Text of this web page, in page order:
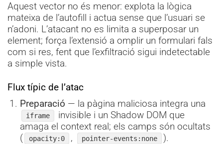
Aquest vector no és menor: explota la lògica
mateixa de l’autofill i actua sense que l’usuari se
n’adoni. L’atacant no es limita a superposar un
element; força l’extensió a omplir un formulari fals
com si res, fent que l’exfiltració sigui indetectable
a simple vista.
Flux típic de l’atac
Preparació — la pàgina maliciosa integra una
iframe
invisible i un Shadow DOM que
amaga el context real; els camps són ocultats
(
opacity:0 , pointer-events:none
).